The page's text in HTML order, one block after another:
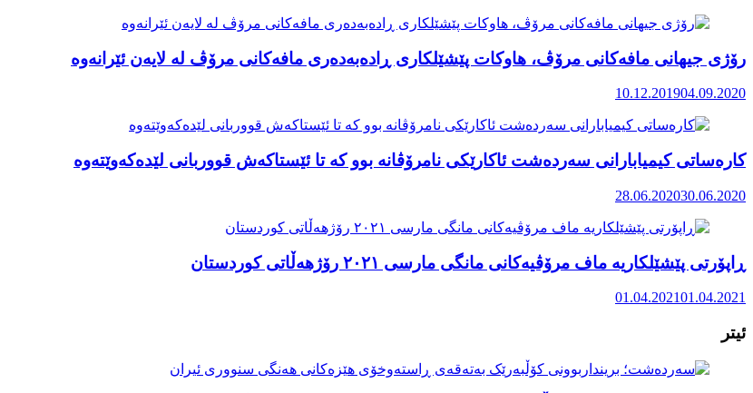
رۆژی جیهانی مافەکانی مرۆڤ، هاوکات پێشێلکاری ڕادەبەدەری مافەکانی مرۆڤ لە لایەن ئێرانەوە
10.12.201904.09.2020
کارەساتی کیمیابارانی سەردەشت ئاکارێکی نامرۆڤانە بوو کە تا ئێستاکەش قووربانی لێدەکەوێتەوە
28.06.202030.06.2020
ڕاپۆرتی پێشێلکاریە ماف مرۆڤیەکانی مانگی مارسی ٢٠٢١ رۆژهەڵاتی کوردستان
01.04.202101.04.2021
ئیتر